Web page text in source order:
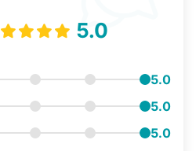
5.0
5.0
5.0
5.0